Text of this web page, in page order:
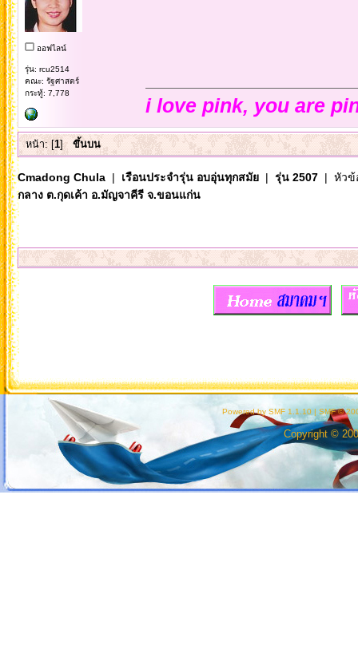
ออฟไลน์
รุ่น: rcu2514
คณะ: รัฐศาสตร์
กระทู้: 7,778
i love pink, you are
หน้า: [1] ขึ้นบน
Cmadong Chula| เรือนประจำรุ่น อบอุ่นทุกสมัย| รุ่น 2507| หัวข้
กลาง ต.กุดเค้า อ.มัญจาคีรี จ.ขอนแก่น
Powered by SMF 1.1.10 | SMF ©
Copyright ©